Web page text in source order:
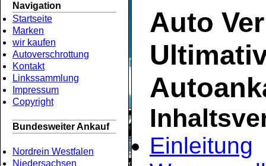
Navigation
Startseite
Marken
wir kaufen
Autoverschrottung
Kontakt
Linkssammlung
Impressum
Copyright
Bundesweiter Ankauf
Nordrein Westfalen
Niedersachsen
Auto
Einleitung